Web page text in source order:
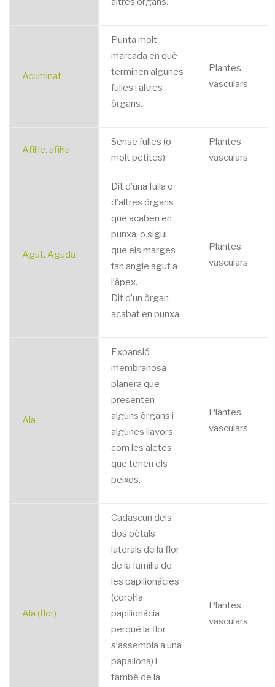
Acuminat
Punta molt
marcada en què
terminen algunes
fulles i altres
òrgans.
Plantes
vasculars
Afil·le, afil·la
Sense fulles (o
molt petites).
Plantes
vasculars
Agut, Aguda
Dit d’una fulla o
d’altres òrgans
que acaben en
punxa, o sigui
que els marges
fan angle agut a
l’àpex.
Dit d’un òrgan
acabat en punxa.
Plantes
vasculars
Ala
Expansió
membranosa
planera que
presenten
alguns òrgans i
algunes llavors,
com les aletes
que tenen els
peixos.
Plantes
vasculars
Ala (flor)
Cadascun dels
dos pètals
laterals de la flor
de la família de
les papilionàcies
(corol·la
papilionàcia
perquè la flor
s’assembla a una
papallona) i
també de la
Plantes
vasculars